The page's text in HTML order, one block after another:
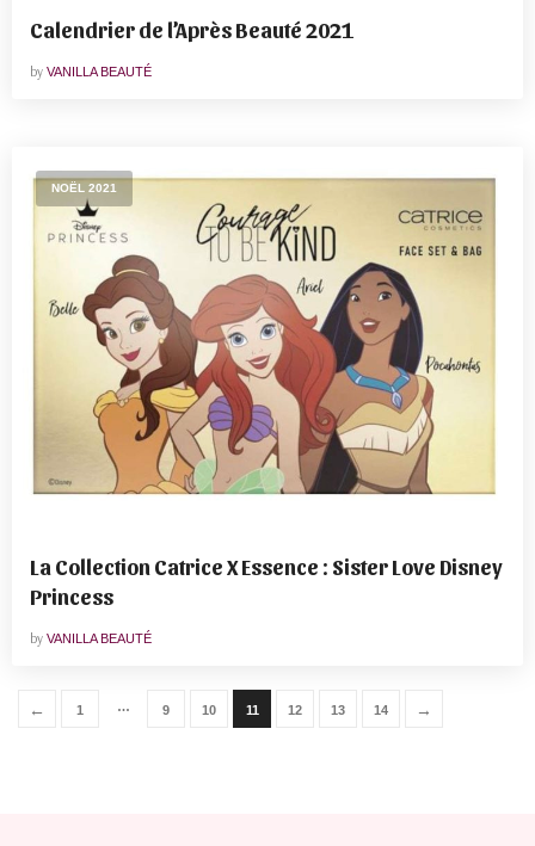
Calendrier de l’Après Beauté 2021
by VANILLA BEAUTÉ
NOËL 2021
La Collection Catrice X Essence : Sister Love Disney
Princess
by VANILLA BEAUTÉ
← 1 … 9 10 11 12 13 14 →